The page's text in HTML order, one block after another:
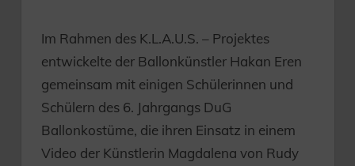
Im Rahmen des K.L.A.U.S. – Projektes
entwickelte der Ballonkünstler Hakan Eren
gemeinsam mit einigen Schülerinnen und
Schülern des 6. Jahrgangs DuG
Ballonkostüme, die ihren Einsatz in einem
Video der Künstlerin Magdalena von Rudy